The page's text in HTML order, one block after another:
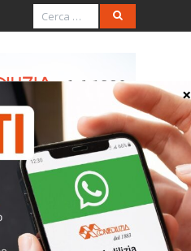
n. 105/E
cessione di